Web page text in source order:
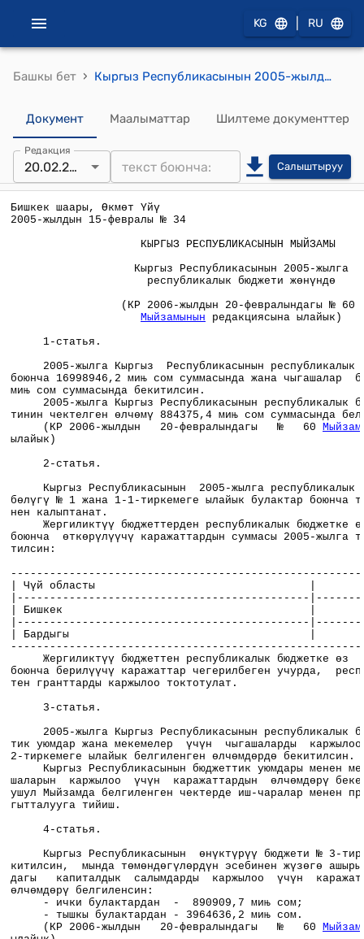
KG RU
Башкы бет › Кыргыз Республикасынын 2005-жылдын 15-февралындагы № 34 "Кыргыз Республикасынын 2005-жылга республикалык бюджети жөнүндө" мыйзамы
Документ Маалыматтар Шилтеме документтер
Редакция
20.02.2006 Салыштыруу